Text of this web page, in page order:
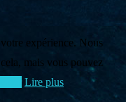
expérience. Nous
mais vous pouvez
Lire plus